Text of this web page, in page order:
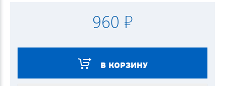
960 ₽
В КОРЗИНУ